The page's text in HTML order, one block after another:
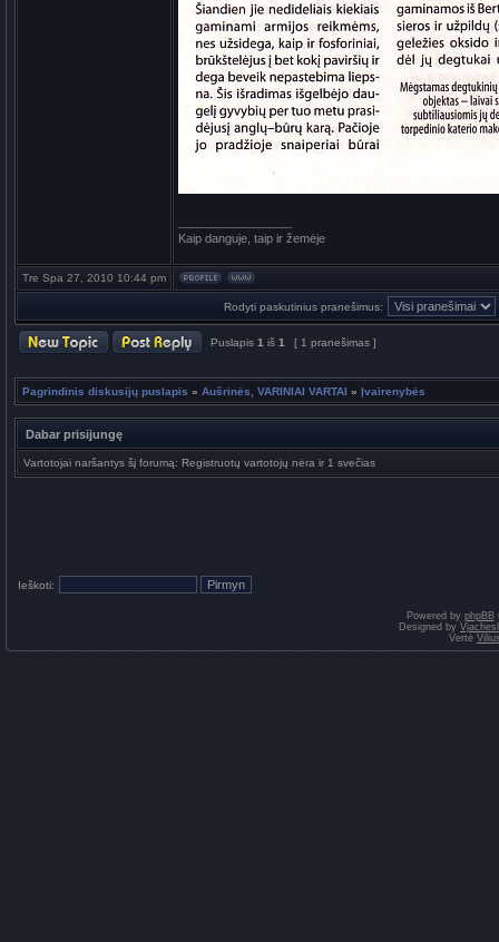
Kaip danguje, taip ir žemėje
Tre Spa 27, 2010 10:44 pm
Rodyti paskutinius pranešimus:
Puslapis 1 iš 1 [ 1 pranešimas ]
Pagrindinis diskusijų puslapis » Aušrinės, VARINIAI VARTAI » Įvairenybės
Dabar prisijungę
Vartotojai naršantys šį forumą: Registruotų vartotojų nėra ir 1 svečias
Ieškoti:
Powered by phpBB
Designed by
Vertė